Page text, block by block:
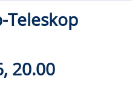
Teleskop
20.00